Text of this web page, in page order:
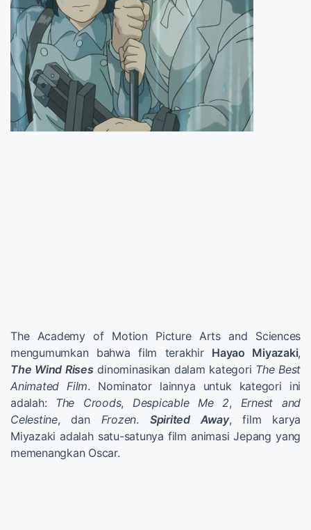
The Academy of Motion Picture Arts and Sciences
mengumumkan bahwa film terakhir Hayao Miyazaki,
The Wind Risesdinominasikan dalam kategori The Best
Animated Film. Nominator lainnya untuk kategori ini
adalah:
The Croods, Despicable Me 2, Ernest and
Celestine, dan Frozen. Spirited Away, film karya
Miyazaki adalah satu-satunya film animasi Jepang yang
memenangkan Oscar.